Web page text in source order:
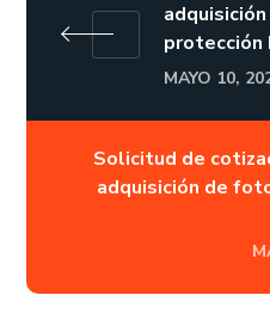
protección
MAYO 10,
Solicitud de
adquisición de